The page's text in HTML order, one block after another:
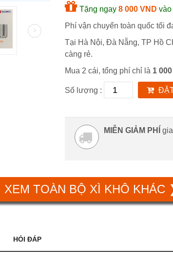
Tặng ngay8 000 VND vào
Phí vận chuyển toàn quốc tối
Tại Hà Nội, Đà Nẵng, TP Hồ
càng rẻ.
Mua 2 cái, tổng phí chỉ là 1 000
Số lượng :
MIỄN GIẢM PHÍ
XEM TOÀN BỘ XÌ KHÔ
HỎI ĐÁP